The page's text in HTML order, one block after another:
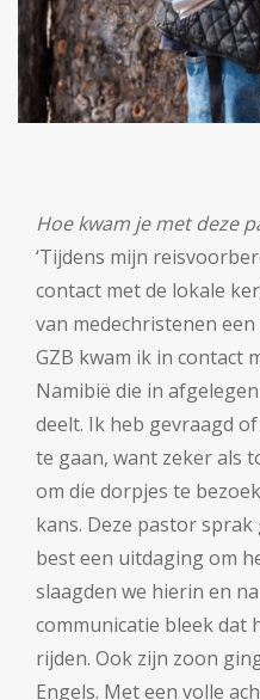
Hoe kwam je met deze
‘Tijdens mijn
contact met de lokale
van medechristenen
GZB kwam ik in contact
Namibië die in
deelt. Ik heb gevraagd
te gaan, want zeker als
om die dorpjes te
kans. Deze pastor sprak
best een uitdaging om
slaagden we hierin en
communicatie bleek dat
rijden. Ook zijn zoon
Engels. Met een volle